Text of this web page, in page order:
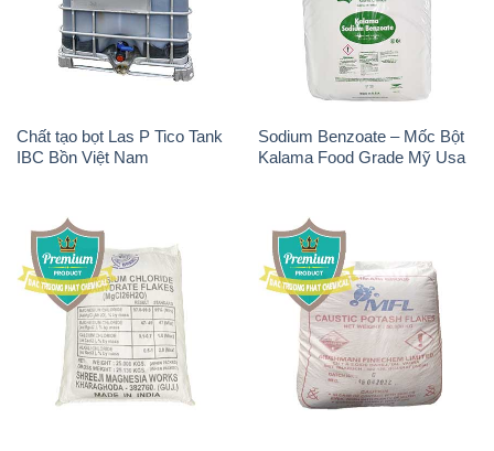
Chất tạo bọt Las P Tico Tank
IBC Bồn Việt Nam
Sodium Benzoate – Mốc Bột
Kalama Food Grade Mỹ Usa